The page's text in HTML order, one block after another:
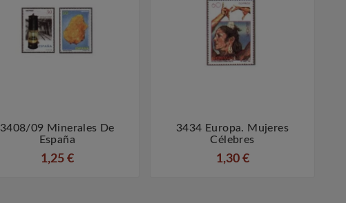
 
3408/09 Minerales De
España
1,25 €
 
3434 Europa. Mujeres
Célebres
1,30 €